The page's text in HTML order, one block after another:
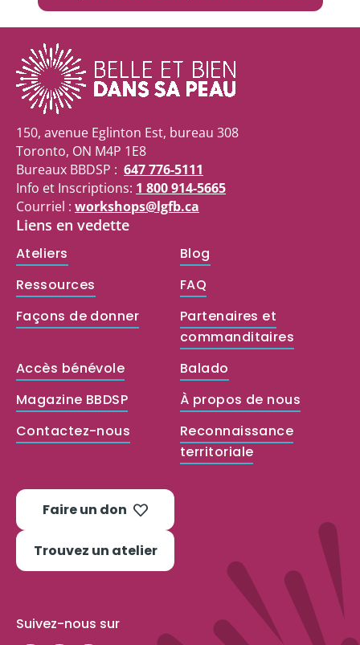
150, avenue Eglinton Est, bureau 308
Toronto, ON M4P 1E8
Bureaux BBDSP : 647 776-5111
Info et Inscriptions: 1 800 914-5665
Courriel : workshops@lgfb.ca
Liens en vedette
Ateliers
Blog
Ressources
FAQ
Façons de donner
Partenaires et
commanditaires
Accès bénévole
Balado
Magazine BBDSP
À propos de nous
Contactez-nous
Reconnaissance
territoriale
Faire un don
Trouvez un atelier
Suivez-nous sur